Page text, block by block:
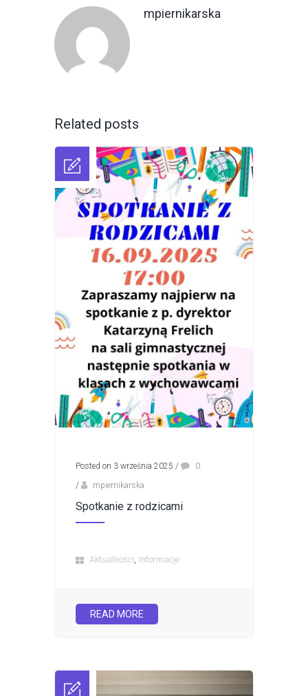
mpiernikarska
Related posts
Posted on 3 września 2025 /
0
/
mpiernikarska
Spotkanie z rodzicami
Aktualności Informacje
READ MORE